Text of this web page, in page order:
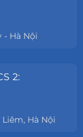
- Hà Nội
2:
Hà Nội